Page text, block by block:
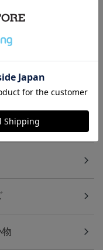
グッズをチェックした
す
物